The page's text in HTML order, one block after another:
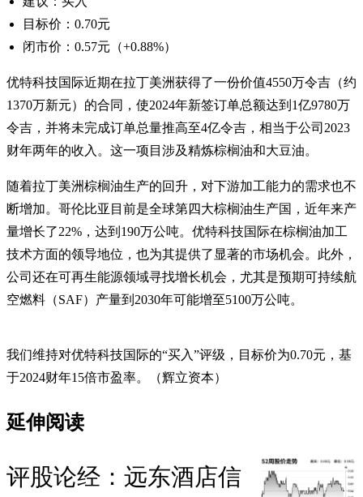
目标价：0.70元
闭市价：0.57元（+0.88%）
优特科技国际近期在拉丁美洲获得了一份价值4550万令吉（约
1370万新元）的合同，使2024年新签订单总额达到1亿9780万
令吉，并将未完成订单总量推高至4亿令吉，相当于公司2023
财年两年的收入。这一项目涉及精炼棕榈油和大豆油。
随着拉丁美洲棕榈油生产的回升，对下游加工能力的需求也不
断增加。哥伦比亚目前是全球第四大棕榈油生产国，近年来产
量增长了22%，达到190万公吨。优特科技国际在棕榈油加工
技术方面的领导地位，也为其提供了显著的市场机会。此外，
公司还在可再生能源领域寻找增长机会，尤其是预期可持续航
空燃料（SAF）产量到2030年可能增至5100万公吨。
我们维持对优特科技国际的“买入”评级，目标价为0.70元，基
于2024财年15倍市盈率。（辉立资本）
延伸阅读
评股论经：远东酒店信